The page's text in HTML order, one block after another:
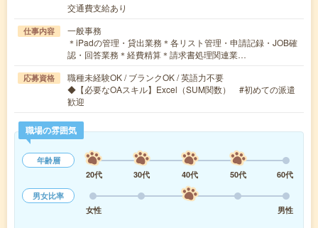
交通費支給あり
仕事内容
一般事務
＊iPadの管理・貸出業務＊各リスト管理・申請記録・JOB確
認・回答業務＊経費精算＊請求書処理関連業…
応募資格
職種未経験OK / ブランクOK / 英語力不要
◆【必要なOAスキル】Excel（SUM関数） #初めての派遣
歓迎
職場の雰囲気
年齢層
20代
30代 40代 50代
60代
男女比率
女性
男性